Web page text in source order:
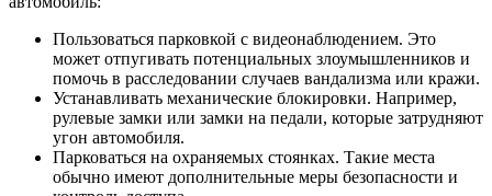
Пользоваться парковкой с видеонаблюдением. Это
может отпугивать потенциальных злоумышленников и
помочь в расследовании случаев вандализма или кражи.
Устанавливать механические блокировки. Например,
рулевые замки или замки на педали, которые затрудняют
угон автомобиля.
Парковаться на охраняемых стоянках. Такие места
обычно имеют дополнительные меры безопасности и